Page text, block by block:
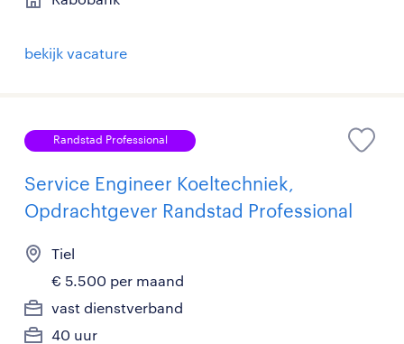
bekijk vacature
Randstad Professional
Service Engineer Koeltechniek,
Opdrachtgever Randstad Professional
Tiel
€ 5.500 per maand
vast dienstverband
40 uur